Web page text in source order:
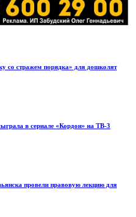
со стражем порядка» для дошколят
в сериале «Кордон» на ТВ-3
провели правовую лекцию для